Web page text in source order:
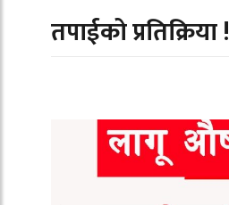
तपाईको प्रतिक्रिया !